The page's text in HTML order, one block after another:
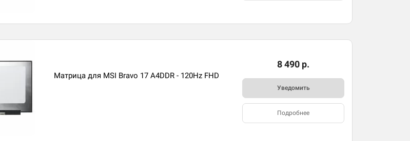
Матрица для MSI Bravo 17 A4DDR - 120Hz FHD
8 490 р.
Уведомить
Подробнее